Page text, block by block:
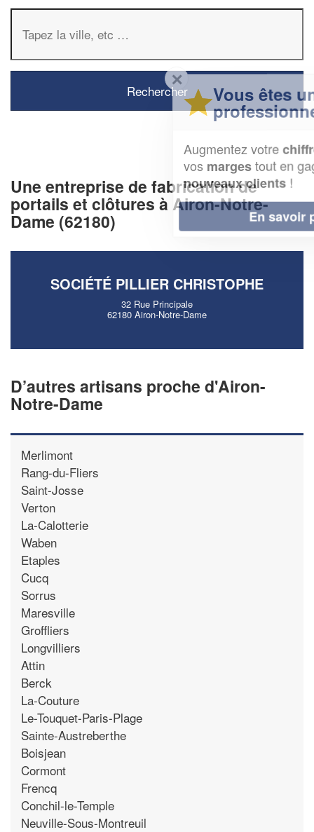
Une entreprise de fabrication de
portails et clôtures à Airon-Notre-
Dame (62180)
SOCIÉTÉ PILLIER CHRISTOPHE
32 Rue Principale
62180 Airon-Notre-Dame
D’autres artisans proche d'Airon-
Notre-Dame
Merlimont
Rang-du-Fliers
Saint-Josse
Verton
La-Calotterie
Waben
Etaples
Cucq
Sorrus
Maresville
Groffliers
Longvilliers
Attin
Berck
La-Couture
Le-Touquet-Paris-Plage
Sainte-Austreberthe
Boisjean
Cormont
Frencq
Conchil-le-Temple
Neuville-Sous-Montreuil
✕
Vous êtes un
professionnel ?
Augmentez votrechiffre d'affaireset
tout en gagnant de
nouveaux clients!
En savoir plus